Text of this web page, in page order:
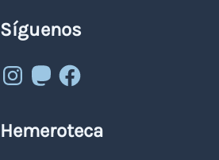
Síguenos
Instagram
MastodonFacebook
Hemeroteca